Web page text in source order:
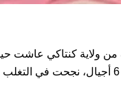
وبصفتها كبيرة الأسرة على مدار 6